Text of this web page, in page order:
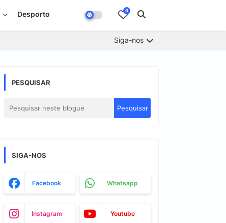
Desporto 0
Siga-nos
PESQUISAR
SIGA-NOS
Facebook Whatsapp
Instagram Youtube